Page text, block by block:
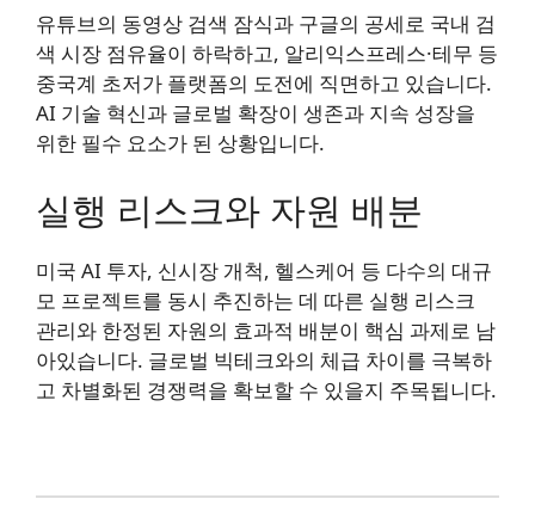
유튜브의 동영상 검색 잠식과 구글의 공세로 국내 검
색 시장 점유율이 하락하고, 알리익스프레스·테무 등
중국계 초저가 플랫폼의 도전에 직면하고 있습니다.
AI 기술 혁신과 글로벌 확장이 생존과 지속 성장을
위한 필수 요소가 된 상황입니다.
실행 리스크와 자원 배분
미국 AI 투자, 신시장 개척, 헬스케어 등 다수의 대규
모 프로젝트를 동시 추진하는 데 따른 실행 리스크
관리와 한정된 자원의 효과적 배분이 핵심 과제로 남
아있습니다. 글로벌 빅테크와의 체급 차이를 극복하
고 차별화된 경쟁력을 확보할 수 있을지 주목됩니다.